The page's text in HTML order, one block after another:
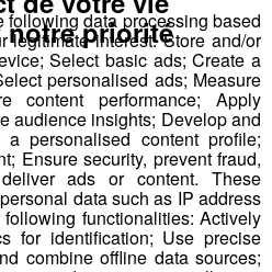
following data processing based
legitimate interest: Store and/or
Select basic ads; Create a
personalised ads; Measure
content performance; Apply
audience insights; Develop and
personalised content profile;
Ensure security, prevent fraud,
ads or content. These
data such as IP address
functionalities: Actively
for identification; Use precise
combine offline data sources;
notre priorité